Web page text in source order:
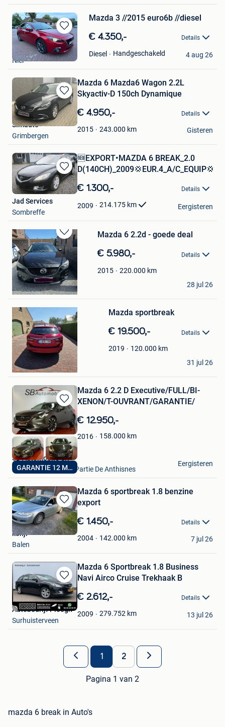
Bewaren
in
Mijn
Favorieten
Mazda 3 //2015 euro6b //diesel
€ 4.350,- Details
Diesel Handgeschakeld
jansens hendrik
Niel
4 aug 26
Bewaren
in
Mijn
Favorieten
Mazda 6 Mazda6 Wagon 2.2L
Skyactiv-D 150ch Dynamique
€ 4.950,- Details
2015 243.000 km
Slmauto
Grimbergen
Gisteren
Bewaren
in
Mijn
Favorieten
🆕EXPORT•MAZDA 6 BREAK_2.0
D(140CH)_2009💢EUR.4_A/C_EQUIP💢
€ 1.300,- Details
2009 214.175 km
Jad Services
Sombreffe
Eergisteren
Bewaren
in
Mijn
Favorieten
Mazda 6 2.2d - goede deal
€ 5.980,- Details
2015 220.000 km
Joe
Weelde
28 jul 26
Mijn
Favorieten
Mazda sportbreak
€ 19.500,- Details
2019 120.000 km
Bury Stephan
Maldegem
31 jul 26
Bewaren
in
Mijn
Favorieten
GARANTIE 12 MOIS
Mazda 6 2.2 D Executive/FULL/BI-
XENON/T-OUVRANT/GARANTIE/
€ 12.950,-
2016 158.000 km
SB Automobile Srl
Comblain-Au-Pont+ Partie De Anthisnes
Eergisteren
Bewaren
in
Mijn
Favorieten
Mazda 6 sportbreak 1.8 benzine
export
€ 1.450,- Details
2004 142.000 km
kenji
Balen
7 jul 26
Bewaren
in
Mijn
Favorieten
Mazda 6 Sportbreak 1.8 Business
Navi Airco Cruise Trekhaak B
€ 2.612,- Details
2009 279.752 km
Autobedrijf Ploegh
Surhuisterveen
13 jul 26
1 2
Pagina 1 van 2
mazda 6 break in Auto's